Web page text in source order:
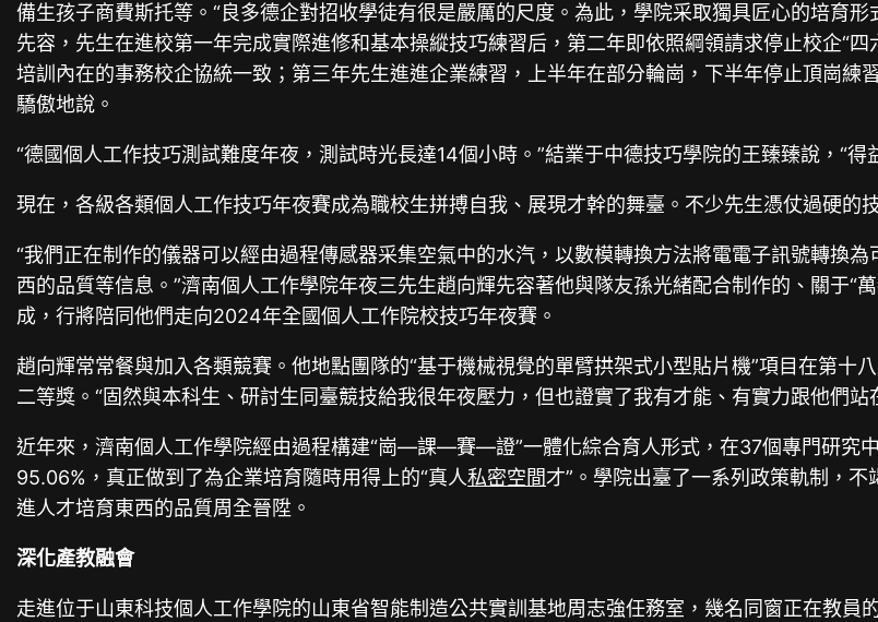
備生孩子商費斯托等。“良多德企對招收學徒有很是嚴厲的尺度。為此，學院采取獨具匠心的培育
先容，先生在進校第一年完成實際進修和基本操縱技巧練習后，第二年即依照綱領請求停止校企“
培訓內在的事務校企協統一致；第三年先生進進企業練習，上半年在部分輪崗，下半年停止頂崗練
驕傲地說。
“德國個人工作技巧測試難度年夜，測試時光長達14個小時。”結業于中德技巧學院的王臻臻說，“
現在，各級各類個人工作技巧年夜賽成為職校生拼搏自我、展現才幹的舞臺。不少先生憑仗過硬的
“我們正在制作的儀器可以經由過程傳感器采集空氣中的水汽，以數模轉換方法將電電子訊號轉換
西的品質等信息。”濟南個人工作學院年夜三先生趙向輝先容著他與隊友孫光緒配合制作的、關于“
成，行將陪同他們走向2024年全國個人工作院校技巧年夜賽。
趙向輝常常餐與加入各類競賽。他地點團隊的“基于機械視覺的單臂拱架式小型貼片機”項目在第十
二等獎。“固然與本科生、研討生同臺競技給我很年夜壓力，但也證實了我有才能、有實力跟他們
近年來，濟南個人工作學院經由過程構建“崗—課—賽—證”一體化綜合育人形式，在37個專門研究
95.06%，真正做到了為企業培育隨時用得上的“真人私密空間才”。學院出臺了一系列政策軌制，
進人才培育東西的品質周全晉陞。
深化產教融會
走進位于山東科技個人工作學院的山東省智能制造公共實訓基地周志強任務室，幾名同窗正在教員